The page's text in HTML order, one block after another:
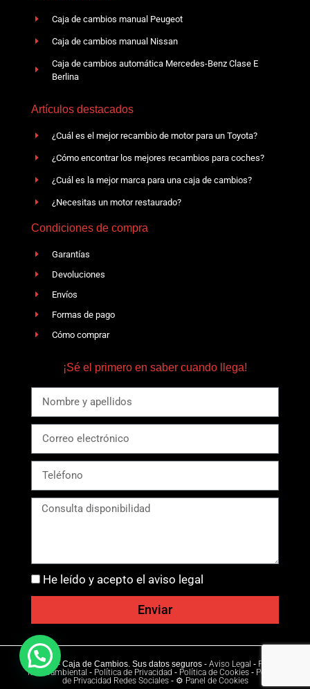
Caja de cambios manual Peugeot
Caja de cambios manual Nissan
Caja de cambios automática Mercedes-Benz Clase E
Berlina
Artículos destacados
¿Cuál es el mejor recambio de motor para un Toyota?
¿Cómo encontrar los mejores recambios para coches?
¿Cuál es la mejor marca para una caja de cambios?
¿Necesitas un motor restaurado?
Condiciones de compra
Garantías
Devoluciones
Envíos
Formas de pago
Cómo comprar
¡Sé el primero en saber cuando llega!
He leído y acepto el aviso legal
Enviar
Ⓒ 2026 - Caja de Cambios. Sus datos seguros - Aviso Legal - Política
Medioambiental - Política de Privacidad - Política de Cookies- Política
de Privacidad Redes Sociales- ⚙ Panel de Cookies